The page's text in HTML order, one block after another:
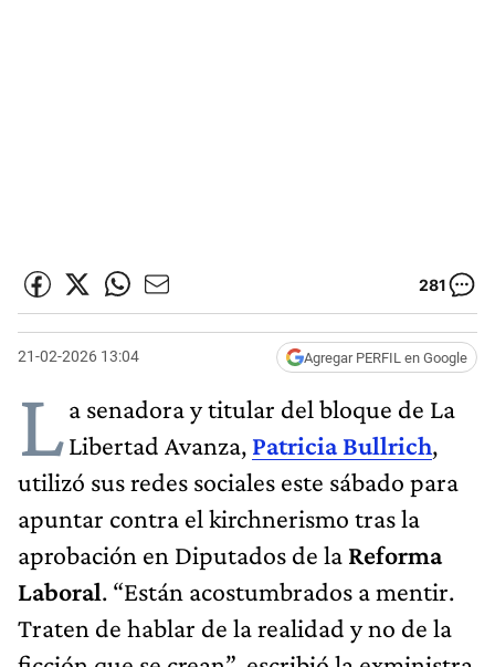
281
21-02-2026 13:04 Agregar PERFIL en Google
La senadora y titular del bloque de La
Libertad Avanza, Patricia Bullrich,
utilizó sus redes sociales este sábado para
apuntar contra el kirchnerismo tras la
aprobación en Diputados de la Reforma
Laboral. “Están acostumbrados a mentir.
Traten de hablar de la realidad y no de la